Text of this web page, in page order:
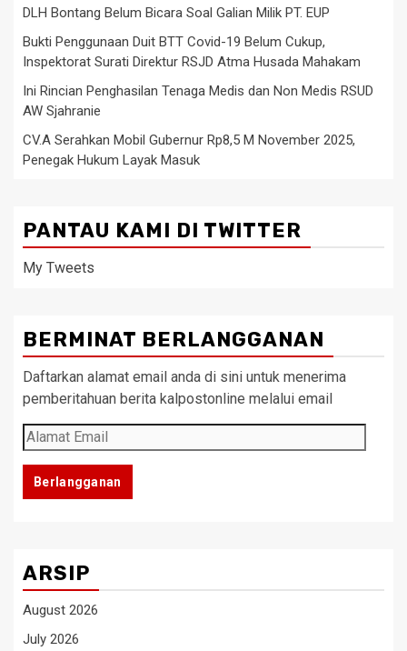
DLH Bontang Belum Bicara Soal Galian Milik PT. EUP
Bukti Penggunaan Duit BTT Covid-19 Belum Cukup,
Inspektorat Surati Direktur RSJD Atma Husada Mahakam
Ini Rincian Penghasilan Tenaga Medis dan Non Medis RSUD
AW Sjahranie
CV.A Serahkan Mobil Gubernur Rp8,5 M November 2025,
Penegak Hukum Layak Masuk
PANTAU KAMI DI TWITTER
My Tweets
BERMINAT BERLANGGANAN
Daftarkan alamat email anda di sini untuk menerima
pemberitahuan berita kalpostonline melalui email
Alamat
Email
Berlangganan
ARSIP
August 2026
July 2026